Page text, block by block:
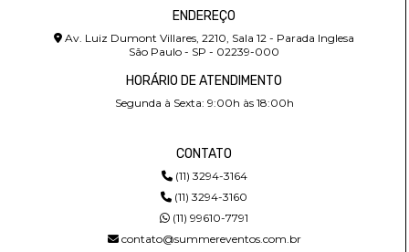
ENDEREÇO
Av. Luiz Dumont Villares, 2210, Sala 12 - Parada Inglesa
São Paulo - SP - 02239-000
HORÁRIO DE ATENDIMENTO
Segunda à Sexta: 9:00h às 18:00h
CONTATO
(11) 3294-3164
(11) 3294-3160
(11) 99610-7791
contato@summereventos.com.br